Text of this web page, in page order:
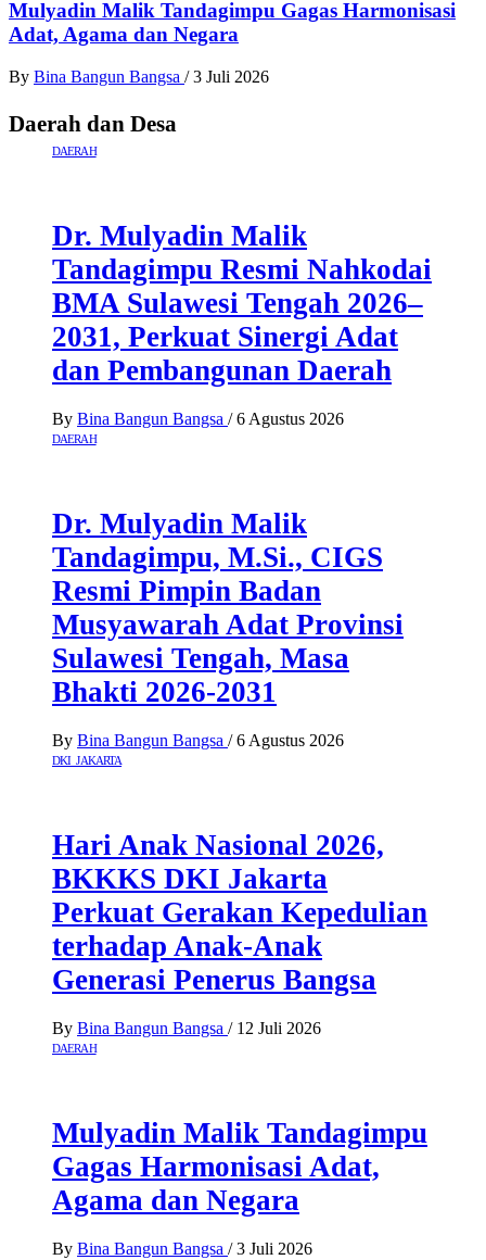
Mulyadin Malik Tandagimpu Gagas Harmonisasi
Adat, Agama dan Negara
By Bina Bangun Bangsa / 3 Juli 2026
Daerah dan Desa
DAERAH
Dr. Mulyadin Malik
Tandagimpu Resmi Nahkodai
BMA Sulawesi Tengah 2026–
2031, Perkuat Sinergi Adat
dan Pembangunan Daerah
By Bina Bangun Bangsa / 6 Agustus 2026
DAERAH
Dr. Mulyadin Malik
Tandagimpu, M.Si., CIGS
Resmi Pimpin Badan
Musyawarah Adat Provinsi
Sulawesi Tengah, Masa
Bhakti 2026-2031
By Bina Bangun Bangsa / 6 Agustus 2026
DKI JAKARTA
Hari Anak Nasional 2026,
BKKKS DKI Jakarta
Perkuat Gerakan Kepedulian
terhadap Anak-Anak
Generasi Penerus Bangsa
By Bina Bangun Bangsa / 12 Juli 2026
DAERAH
Mulyadin Malik Tandagimpu
Gagas Harmonisasi Adat,
Agama dan Negara
By Bina Bangun Bangsa / 3 Juli 2026